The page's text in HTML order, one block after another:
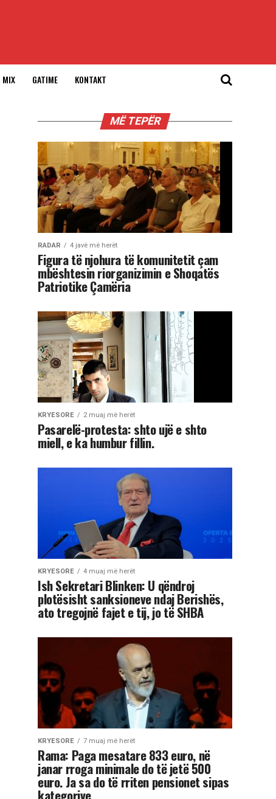
MIX GATIME KONTAKT
MË TEPËR
RADAR 4 javë më herët
Figura të njohura të komunitetit çam
mbështesin riorganizimin e Shoqatës
Patriotike Çamëria
KRYESORE 2 muaj më herët
Pasarelë-protesta: shto ujë e shto
miell, e ka humbur fillin.
KRYESORE 4 muaj më herët
Ish Sekretari Blinken: U qëndroj
plotësisht sanksioneve ndaj Berishës,
ato tregojnë fajet e tij, jo të SHBA
KRYESORE 7 muaj më herët
Rama: Paga mesatare 833 euro, në
janar rroga minimale do të jetë 500
euro. Ja sa do të rriten pensionet sipas
kategorive